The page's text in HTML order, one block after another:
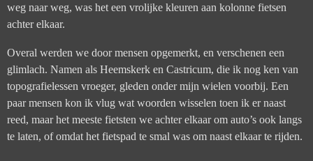
weg naar weg, was het een vrolijke kleuren aan kolonne fietsen
achter elkaar.
Overal werden we door mensen opgemerkt, en verschenen een
glimlach. Namen als Heemskerk en Castricum, die ik nog ken van
topografielessen vroeger, gleden onder mijn wielen voorbij. Een
paar mensen kon ik vlug wat woorden wisselen toen ik er naast
reed, maar het meeste fietsten we achter elkaar om auto’s ook langs
te laten, of omdat het fietspad te smal was om naast elkaar te rijden.